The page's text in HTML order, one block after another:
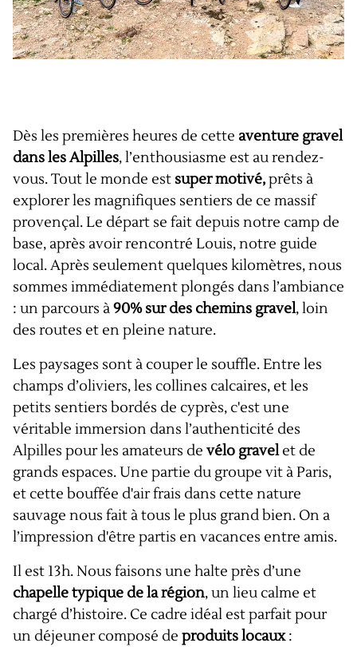
Dès les premières heures de cette aventure gravel
dans les Alpilles, l’enthousiasme est au rendez-
vous. Tout le monde est super motivé,prêts à
explorer les magnifiques sentiers de ce massif
provençal. Le départ se fait depuis notre camp de
base, après avoir rencontré Louis, notre guide
local. Après seulement quelques kilomètres, nous
sommes immédiatement plongés dans l’ambiance
: un parcours à90% sur des chemins gravel, loin
des routes et en pleine nature.
Les paysages sont à couper le souffle. Entre les
champs d’oliviers, les collines calcaires, et les
petits sentiers bordés de cyprès, c'est une
véritable immersion dans l’authenticité des
Alpilles pour les amateurs de vélo gravelet de
grands espaces. Une partie du groupe vit à Paris,
et cette bouffée d'air frais dans cette nature
sauvage nous fait à tous le plus grand bien. On a
l’impression d'être partis en vacances entre amis.
Il est 13h. Nous faisons une halte près d’une
chapelle typique de la région, un lieu calme et
chargé d’histoire. Ce cadre idéal est parfait pour
un déjeuner composé de produits locaux: